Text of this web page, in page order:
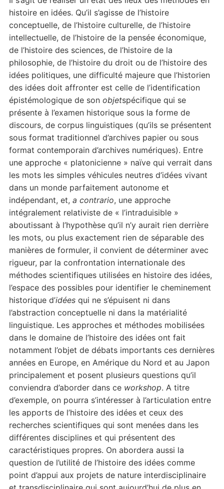
histoire en idées. Qu’il s’agisse de l’histoire
conceptuelle, de l’histoire culturelle, de l’histoire
intellectuelle, de l’histoire de la pensée économique,
de l’histoire des sciences, de l’histoire de la
philosophie, de l’histoire du droit ou de l’histoire des
idées politiques, une difficulté majeure que l’historien
des idées doit affronter est celle de l’identification
épistémologique de son objetspécifique qui se
présente à l’examen historique sous la forme de
discours, de corpus linguistiques (qu’ils se présentent
sous format traditionnel d’archives papier ou sous
format contemporain d’archives numériques). Entre
une approche « platonicienne » naïve qui verrait dans
les mots les simples véhicules neutres d’idées vivant
dans un monde parfaitement autonome et
indépendant, et, a contrario, une approche
intégralement relativiste de « l’intraduisible »
aboutissant à l’hypothèse qu’il n’y aurait rien derrière
les mots, ou plus exactement rien de séparable des
manières de formuler, il convient de déterminer avec
rigueur, par la confrontation internationale des
méthodes scientifiques utilisées en histoire des idées,
l’espace des possibles pour identifier le cheminement
historique d’idéesqui ne s’épuisent ni dans
l’abstraction conceptuelle ni dans la matérialité
linguistique. Les approches et méthodes mobilisées
dans le domaine de l’histoire des idées ont fait
notamment l’objet de débats importants ces dernières
années en Europe, en Amérique du Nord et au Japon
principalement et posent plusieurs questions qu’il
conviendra d’aborder dans ce workshop. A titre
d’exemple, on pourra s’intéresser à l’articulation entre
les apports de l’histoire des idées et ceux des
recherches scientifiques qui sont menées dans les
différentes disciplines et qui présentent des
caractéristiques propres. On abordera aussi la
question de l’utilité de l’histoire des idées comme
point d’appui aux projets de nature interdisciplinaire